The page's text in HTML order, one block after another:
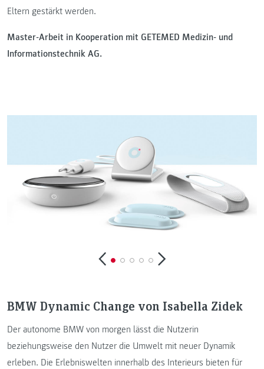
Eltern gestärkt werden.
Master-Arbeit in Kooperation mit GETEMED Medizin- und
Informationstechnik AG.
BMW Dynamic Change von Isabella Zidek
Der autonome BMW von morgen lässt die Nutzerin
beziehungsweise den Nutzer die Umwelt mit neuer Dynamik
erleben. Die Erlebniswelten innerhalb des Interieurs bieten für